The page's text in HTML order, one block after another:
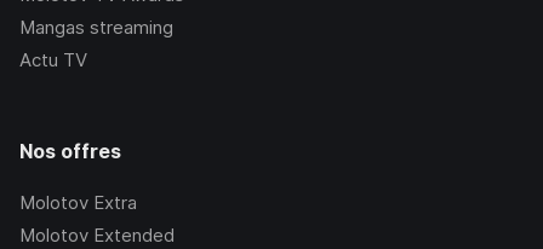
Mangas streaming
Actu TV
Nos offres
Molotov Extra
Molotov Extended